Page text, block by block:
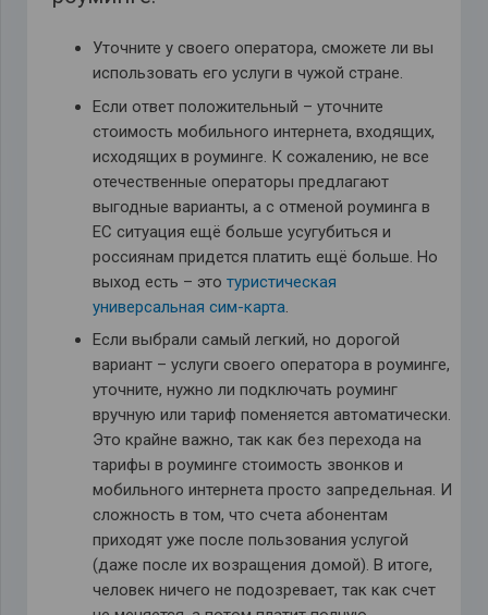
Уточните у своего оператора, сможете ли вы
использовать его услуги в чужой стране.
Если ответ положительный – уточните
стоимость мобильного интернета, входящих,
исходящих в роуминге. К сожалению, не все
отечественные операторы предлагают
выгодные варианты, а с отменой роуминга в
ЕС ситуация ещё больше усугубиться и
россиянам придется платить ещё больше. Но
выход есть – это туристическая
универсальная сим-карта.
Если выбрали самый легкий, но дорогой
вариант – услуги своего оператора в роуминге,
уточните, нужно ли подключать роуминг
вручную или тариф поменяется автоматически.
Это крайне важно, так как без перехода на
тарифы в роуминге стоимость звонков и
мобильного интернета просто запредельная. И
сложность в том, что счета абонентам
приходят уже после пользования услугой
(даже после их возращения домой). В итоге,
человек ничего не подозревает, так как счет